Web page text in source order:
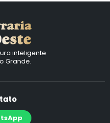
inteligente
Grande.